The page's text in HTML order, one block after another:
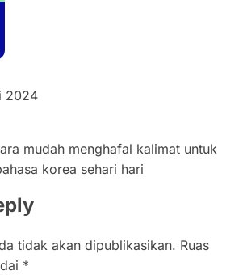
2024
mudah menghafal kalimat untuk
korea sehari hari
tidak akan dipublikasikan. Ruas
*